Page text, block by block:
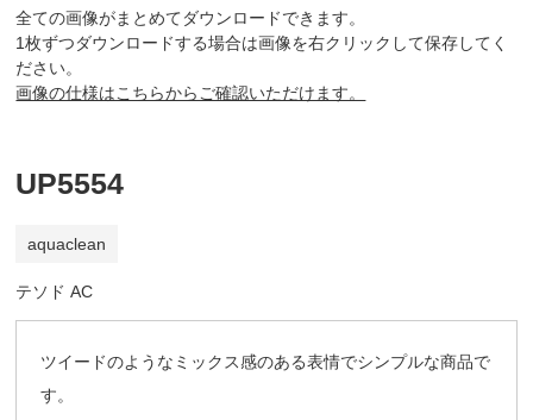
全ての画像がまとめてダウンロードできます。
1枚ずつダウンロードする場合は画像を右クリックして保存してく
ださい。
画像の仕様はこちらからご確認いただけます。
UP5554
aquaclean
テソド AC
ツイードのようなミックス感のある表情でシンプルな商品で
す。